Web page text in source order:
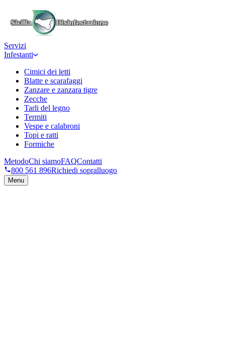
Servizi
Infestanti
Cimici dei letti
Blatte e scarafaggi
Zanzare e zanzara tigre
Zecche
Tarli del legno
Termiti
Vespe e calabroni
Topi e ratti
Formiche
MetodoChi siamoFAQContatti
800 561 896Richiedi sopralluogo
Menu